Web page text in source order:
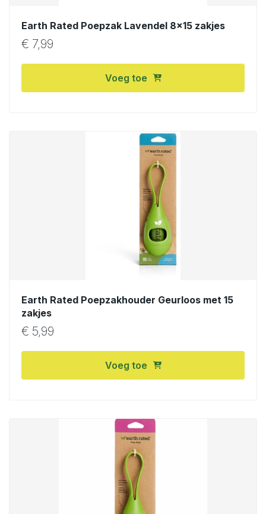
Earth Rated Poepzak Lavendel 8×15 zakjes
€ 7,99
Voeg toe
Earth Rated Poepzakhouder Geurloos met 15
zakjes
€ 5,99
Voeg toe